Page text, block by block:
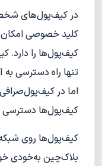
در کیف‌پول‌های
کلید خصوصی امکان
کیف‌پول‌ها را
تنها راه دسترسی
اما در
کیف‌پول‌ها دسترسی
کیف‌‌پول‌ها روی
بلاک‌چین به‌خودی